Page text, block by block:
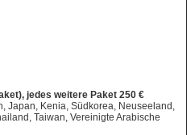
jedes weitere Paket 250 €
Japan, Kenia, Südkorea, Neuseeland,
Taiwan, Vereinigte Arabische